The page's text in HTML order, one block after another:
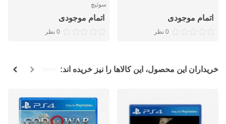
اتمام موجودی
0 نظر
سوئیچ
اتمام موجودی
0 نظر
خریداران این محصول، این کالاها را نیز خریده اند: